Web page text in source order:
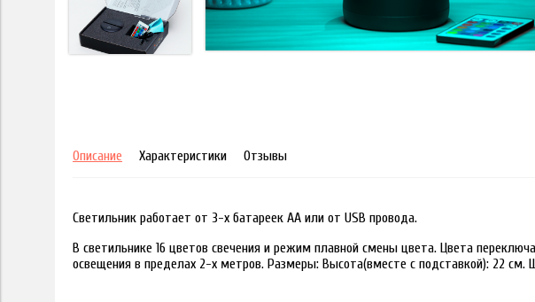
Описание Характеристики Отзывы
Светильник работает от 3-х батареек АА или от USB провода.
В светильнике 16 цветов свечения и режим плавной смены цвета. Цвета
освещения в пределах 2-х метров. Размеры: Высота(вместе с подставкой): 22 см.